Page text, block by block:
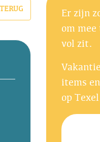
TERUG
Er zijn
om
vol zit.
items
op